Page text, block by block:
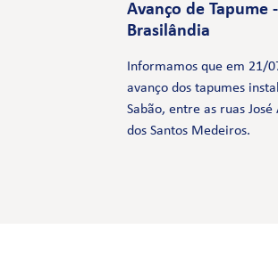
Avanço de Tapume
Brasilândia
Informamos que em 21/
avanço dos tapumes
Sabão, entre as ruas
dos Santos Medeiros.